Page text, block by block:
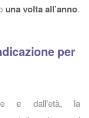
una volta all’anno.
per
e dall'età, la